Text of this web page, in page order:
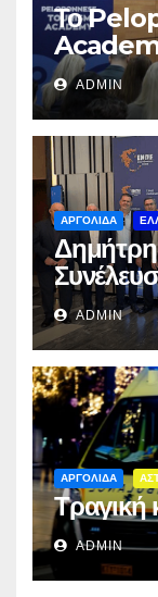
Το
ADMIN
ΑΡΓΟΛΙΔΑ
ADMIN
ΑΡΓΟΛΙΔΑ
Τραγική
ADMIN